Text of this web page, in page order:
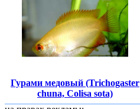
Гурами медовый (Trichogaster
chuna, Colisa sota)